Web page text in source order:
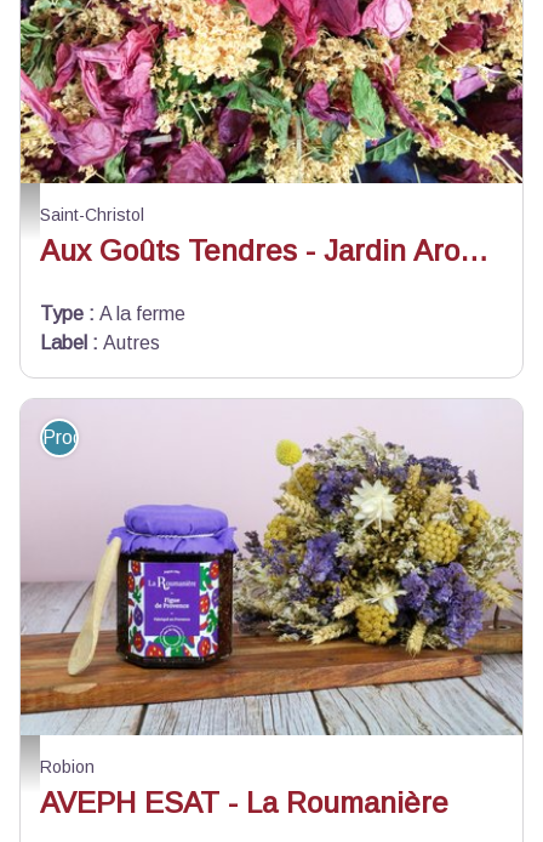
Tisane - Eveil des Beaux Jours - Claire I
Saint-Christol
Aux Goûts Tendres - Jardin Aromatique - Productrices de Saveurs
Type : A la ferme
Label : Autres
Figue - ©roumaniere
Produit du terroir et artisanat
Robion
AVEPH ESAT - La Roumanière